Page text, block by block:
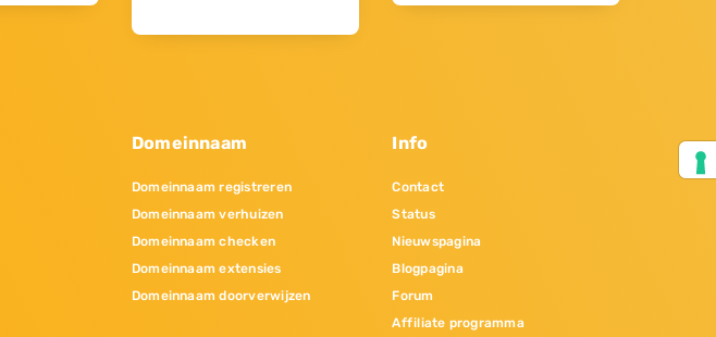
Domeinnaam
Domeinnaam registreren
Domeinnaam verhuizen
Domeinnaam checken
Domeinnaam extensies
Domeinnaam doorverwijzen
Info
Contact
Status
Nieuwspagina
Blogpagina
Forum
Affiliate programma